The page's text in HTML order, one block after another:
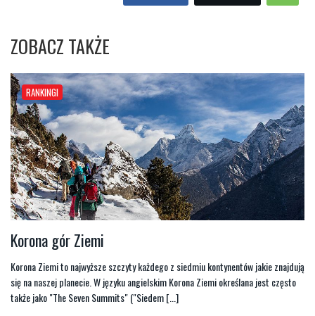
ZOBACZ TAKŻE
RANKINGI
Korona gór Ziemi
Korona Ziemi to najwyższe szczyty każdego z siedmiu kontynentów jakie znajdują
się na naszej planecie. W języku angielskim Korona Ziemi określana jest często
także jako "The Seven Summits" ("Siedem [...]